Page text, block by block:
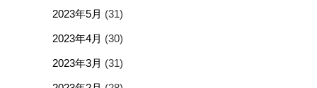
2023年5月 (31)
2023年4月 (30)
2023年3月 (31)